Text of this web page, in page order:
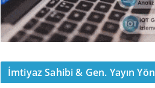
İmtiyaz Sahibi & Gen. Yayın